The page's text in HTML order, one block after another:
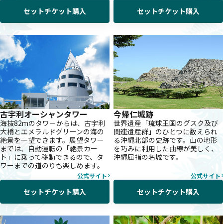
セットチケット購入 セットチケット購入
古宇利オーシャンタワー
海抜82mのタワーからは、古宇利
大橋とエメラルドグリーンの海の
絶景を一望できます。展望タワー
までは、自動運転の「絶景カー
ト」に乗って移動できるので、タ
ワーまでの道のりも楽しめます。
公式サイト
セットチケット購入
今帰仁城跡
世界遺産「琉球王国のグスク及び
関連遺産群」のひとつに数えられ
る沖縄北部の史跡です。山の地形
を巧みに利用した曲線が美しく、
沖縄屈指の名城です。
公式サイト
セットチケット購入